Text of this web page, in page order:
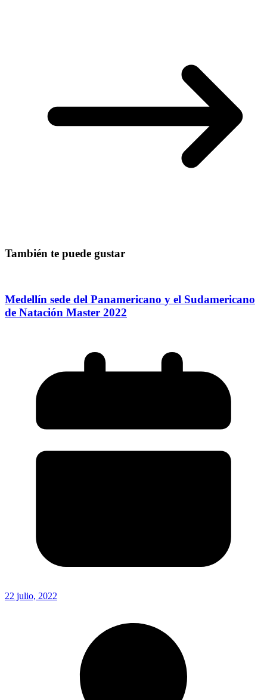
También te puede gustar
Medellín sede del Panamericano y el Sudamericano
de Natación Master 2022
22 julio, 2022